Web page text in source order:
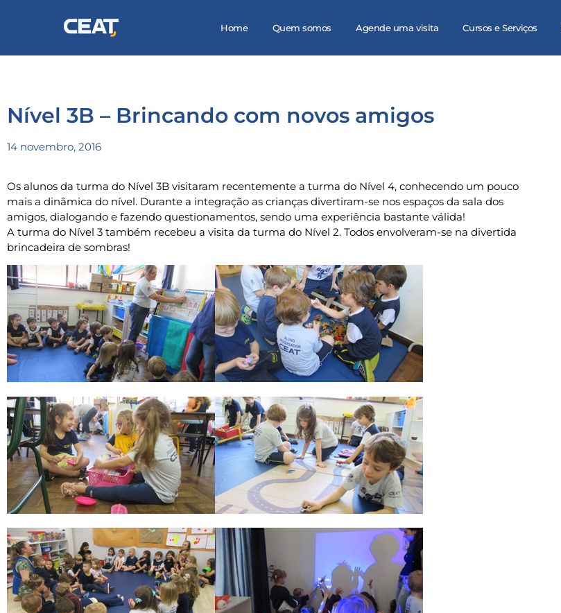
Home Quem somos Agende uma visita Cursos e Serviços
Nível 3B – Brincando com novos amigos
14 novembro, 2016
Os alunos da turma do Nível 3B visitaram recentemente a turma do Nível 4, conhecendo um pouco
mais a dinâmica do nível. Durante a integração as crianças divertiram-se nos espaços da sala dos
amigos, dialogando e fazendo questionamentos, sendo uma experiência bastante válida!
A turma do Nível 3 também recebeu a visita da turma do Nível 2. Todos envolveram-se na divertida
brincadeira de sombras!